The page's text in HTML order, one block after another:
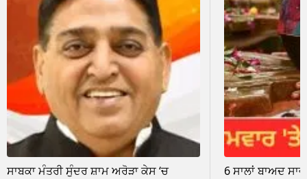
ਸਾਬਕਾ ਮੰਤਰੀ ਸੁੰਦਰ ਸ਼ਾਮ ਅਰੋੜਾ ਕੇਸ ‘ਚ
6 ਸਾਲਾਂ ਬਾਅਦ